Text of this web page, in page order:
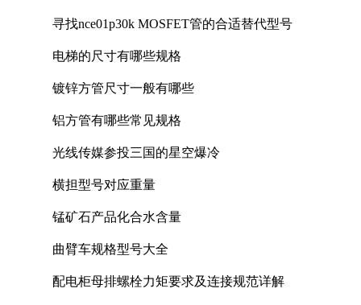
寻找nce01p30k MOSFET管的合适替代型号
电梯的尺寸有哪些规格
镀锌方管尺寸一般有哪些
铝方管有哪些常见规格
光线传媒参投三国的星空爆冷
横担型号对应重量
锰矿石产品化合水含量
曲臂车规格型号大全
配电柜母排螺栓力矩要求及连接规范详解